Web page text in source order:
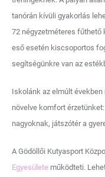
tanórán kívüli gyakorlás
72 négyzetméteres fűthető
eső esetén kiscsoportos
segítségünkre van az
Iskolánk az elmúlt
növelve komfort
nagyoknak, játszótér a
A Gödöllői Kutyasport
Egyesülete működteti.